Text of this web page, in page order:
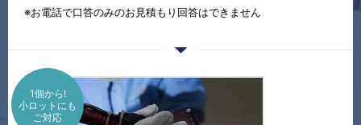
※お電話で口答のみのお見積もり回答はできません
1個から!
小ロットにも
ご対応